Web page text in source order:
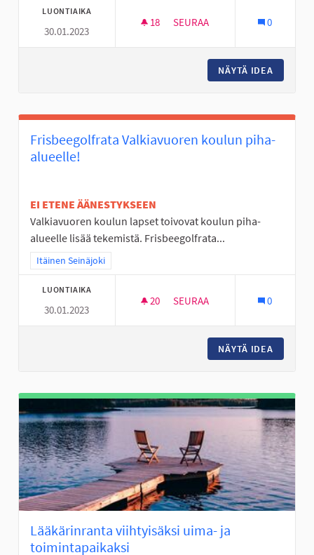
LUONTIAIKA
30.01.2023
18 18 SEURAAJAA
SEURAA 0
NÄYTÄ IDEA
Frisbeegolfrata Valkiavuoren koulun piha-
alueelle!
EI ETENE ÄÄNESTYKSEEN
Valkiavuoren koulun lapset toivovat koulun piha-
alueelle lisää tekemistä. Frisbeegolfrata...
Rajaa tulokset teeman mukaan: Itäinen Seinäjoki
Itäinen Seinäjoki
LUONTIAIKA
30.01.2023
20 20 SEURAAJAA
SEURAA 0
NÄYTÄ IDEA
Lääkärinranta viihtyisäksi uima- ja
toimintapaikaksi